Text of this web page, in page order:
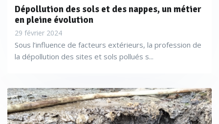
évoquant «une meilleure lisibilité des exigences
réglementaires» et «
solutions innovantes à l’échelle européenne».
Dépollution des sols et des nappes, un métier
en pleine évolution
29 février 2024
Sous l’influence de facteurs extérieurs, la profession de
la dépollution des sites et sols pollués s...